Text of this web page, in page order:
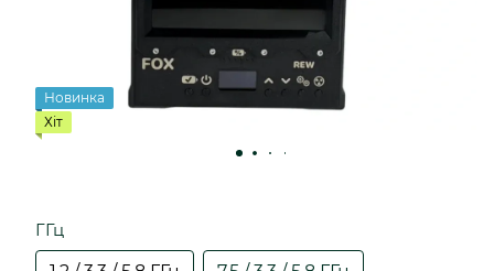
Новинка
Хіт
ГГц